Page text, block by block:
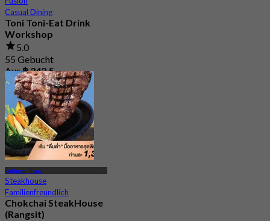
Casual Dining
Toni Toni-Eat Drink
Workshop
5.0
55 Gebucht
Aus฿ 342.5
Pathum Thani
Steakhouse
Familienfreundlich
Chokchai SteakHouse
(Rangsit)